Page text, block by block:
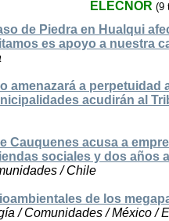
ELECNOR (9
de Piedra en Hualqui
es apoyo a nuestra
amenazará a perpetuidad
acudirán al
Cauquenes acusa a
sociales y dos años
/ Chile
de los
/ Comunidades / México /